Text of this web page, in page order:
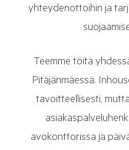
yhteydenottoihin ja
Teemme töitä
Pitäjänmäessä.
tavoitteellisesti,
avokonttorissa ja